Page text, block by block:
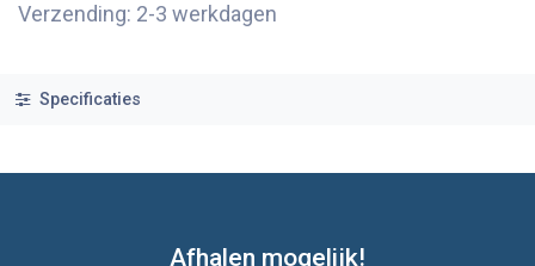
Verzending: 2-3 werkdagen
Specificaties
Afhalen mogelijk!